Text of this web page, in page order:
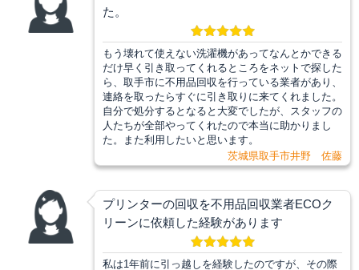
た。
もう壊れて使えない洗濯機があってなんとかできる
だけ早く引き取ってくれるところをネットで探した
ら、取手市に不用品回収を行っている業者があり、
連絡を取ったらすぐに引き取りに来てくれました。
自分で処分するとなると大変でしたが、スタッフの
人たちが全部やってくれたので本当に助かりまし
た。また利用したいと思います。
茨城県取手市井野 佐藤
プリンターの回収を不用品回収業者ECOク
リーンに依頼した経験があります
私は1年前に引っ越しを経験したのですが、その際